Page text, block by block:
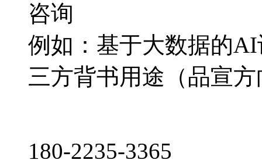
咨询
例如：基于大数据的
三方背书用途（品宣
180-2235-3365